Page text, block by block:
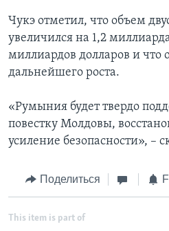
Чукэ отметил, что объем
увеличился на 1,2
миллиардов долларов и что
дальнейшего роста.
«Румыния будет твердо
повестку Молдовы,
усиление безопасности», –
Поделиться
This item is part of